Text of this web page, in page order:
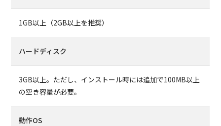
1GB以上（2GB以上を推奨）
ハードディスク
3GB以上。ただし、インストール時には追加で100MB以上
の空き容量が必要。
動作OS